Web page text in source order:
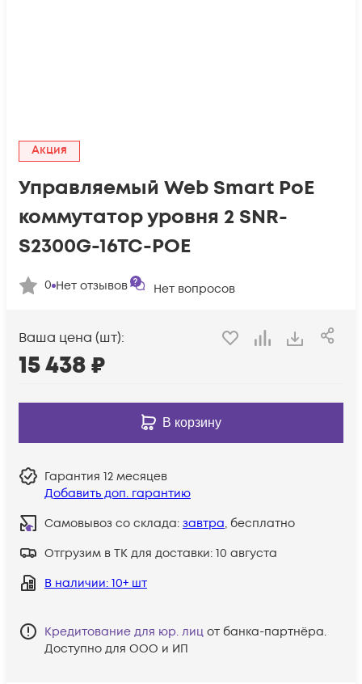
Акция
Управляемый Web Smart PoE
коммутатор уровня 2 SNR-
S2300G-16TC-POE
0 Нет отзывов Нет вопросов
Ваша цена (шт):
15 438₽
В корзину
Гарантия 12 месяцев
Добавить доп. гарантию
Самовывоз со склада: завтра, бесплатно
Отгрузим в ТК для доставки: 10 августа
В наличии: 10+ шт
Кредитование для юр. лиц от банка-партнёра.
Доступно для ООО и ИП